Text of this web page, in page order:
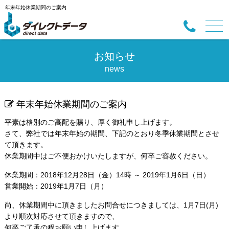
年末年始休業期間のご案内
お知らせ
news
年末年始休業期間のご案内
平素は格別のご高配を賜り、厚く御礼申し上げます。
さて、弊社では年末年始の期間、下記のとおり冬季休業期間とさせ
て頂きます。
休業期間中はご不便おかけいたしますが、何卒ご容赦ください。
休業期間：2018年12月28日（金）14時 ～ 2019年1月6日（日）
営業開始：2019年1月7日（月）
尚、休業期間中に頂きましたお問合せにつきましては、1月7日(月)
より順次対応させて頂きますので、